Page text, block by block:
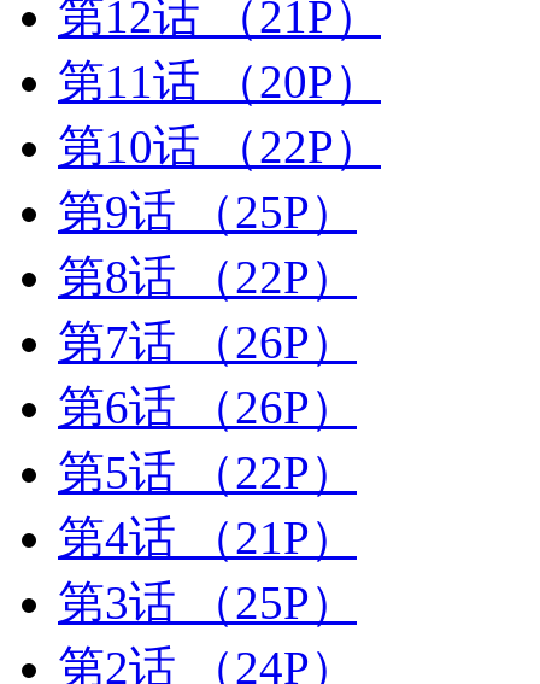
第12话
（21P）
第11话
（20P）
第10话
（22P）
第9话
（25P）
第8话
（22P）
第7话
（26P）
第6话
（26P）
第5话
（22P）
第4话
（21P）
第3话
（25P）
第2话
（24P）